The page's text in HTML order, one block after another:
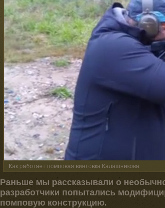
Как работает помповая винтовка Калашникова
Раньше мы рассказывали о
разработчики попытались
помповую конструкцию.